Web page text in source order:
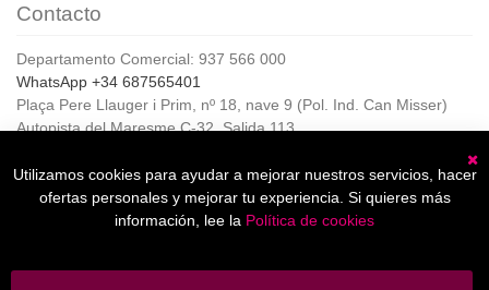
Contacto
Departamento Comercial: 937 566 000
WhatsApp +34 687565401
Plaça Pere Llauger i Prim, nº 18, nave 9 (Pol. Ind. Can Misser)
Autopista del Maresme C-32, Salida 113
Horario de Atención al cliente:
De lunes a jueves de 8:00 a 17:00,
Viernes de 8:00 a 15:00
Utilizamos cookies para ayudar a mejorar nuestros servicios, hacer
ofertas personales y mejorar tu experiencia. Si quieres más
información, lee la Política de cookies